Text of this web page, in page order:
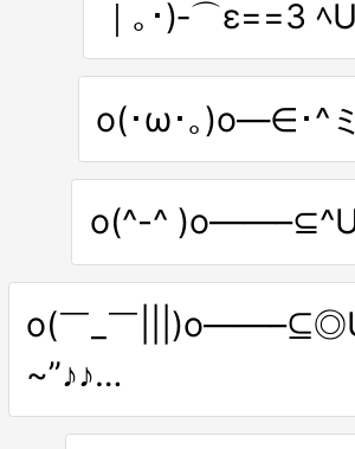
｜｡･)‐⌒ε==3 ﾍ
o(･ω･｡)o—∈･^
o(^-^
o(￣_￣
~”♪♪…